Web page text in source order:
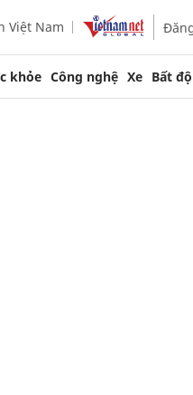
Việt Nam
khỏe Công nghệ Xe Bất